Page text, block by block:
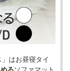
はお昼寝タイ